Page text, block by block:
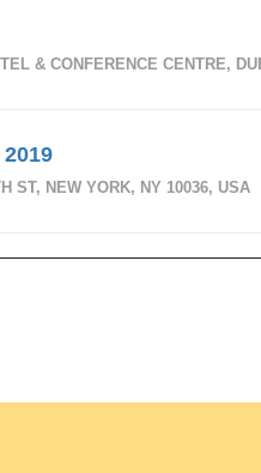
& CONFERENCE CENTRE,
ST, NEW YORK, NY 10036, USA